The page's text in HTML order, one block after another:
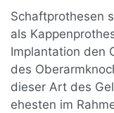
Schaftprothesen
als
Implantation den
des
dieser Art des
ehesten im